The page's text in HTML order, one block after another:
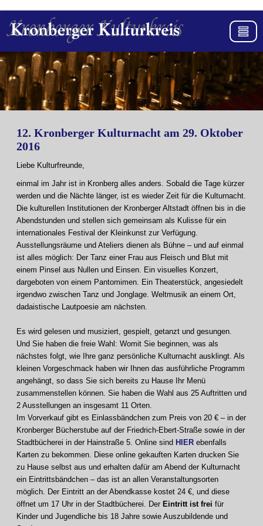
12. Kronberger Kulturnacht am 29. Oktober
2016
Liebe Kulturfreunde,
einmal im Jahr ist in Kronberg alles anders. Sobald die Tage kürzer
werden und die Nächte länger, ist es wieder Zeit für die Kulturnacht.
Die kulturellen Institutionen der Kronberger Altstadt öffnen bis in die
Abendstunden und stellen sich gemeinsam als Kulisse für ein
internationales Festival der Kleinkunst zur Verfügung.
Ausstellungsräume und Ateliers dienen als Bühne – und auf einmal
ist alles möglich: Der Tanz einer Frau aus Fleisch und Blut mit
einem Pinsel aus Nullen und Einsen. Ein visuelles Konzert,
dargeboten von einem Pantomimen. Ein Theaterstück, angesiedelt
irgendwo zwischen Tanz und Jonglage. Weltmusik an einem Ort,
dadaistische Lautpoesie am nächsten.
Es wird gelesen und musiziert, gespielt, getanzt und gesungen.
Und Sie haben die freie Wahl: Womit Sie beginnen, was als
nächstes folgt, wie Ihre ganz persönliche Kulturnacht ausklingt. Als
kleinen Vorgeschmack haben wir Ihnen das ausführliche Programm
angehängt, so dass Sie sich bereits zu Hause Ihr Menü
zusammenstellen können. Sie haben die Wahl aus 25 Auftritten und
2 Ausstellungen an insgesamt 11 Orten.
Im Vorverkauf gibt es Einlassbändchen zum Preis von 20 € – in der
Kronberger Bücherstube auf der Friedrich-Ebert-Straße sowie in der
Stadtbücherei in der Hainstraße 5. Online sind HIER ebenfalls
Karten zu bekommen. Diese online gekauften Karten drucken Sie
zu Hause selbst aus und erhalten dafür am Abend der Kulturnacht
ein Eintrittsbändchen – das ist an allen Veranstaltungsorten
möglich. Der Eintritt an der Abendkasse kostet 24 €, und diese
öffnet um 17 Uhr in der Stadtbücherei. Der Eintritt ist frei für
Kinder und Jugendliche bis 18 Jahre sowie Auszubildende und